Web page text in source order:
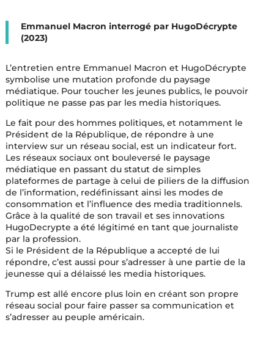
Emmanuel Macron interrogé par HugoDécrypte
(2023)
L’entretien entre Emmanuel Macron et HugoDécrypte
symbolise une mutation profonde du paysage
médiatique. Pour toucher les jeunes publics, le pouvoir
politique ne passe pas par les media historiques.
Le fait pour des hommes politiques, et notamment le
Président de la République, de répondre à une
interview sur un réseau social, est un indicateur fort.
Les réseaux sociaux ont bouleversé le paysage
médiatique en passant du statut de simples
plateformes de partage à celui de piliers de la diffusion
de l’information, redéfinissant ainsi les modes de
consommation et l’influence des media traditionnels.
Grâce à la qualité de son travail et ses innovations
HugoDecrypte a été légitimé en tant que journaliste
par la profession.
Si le Président de la République a accepté de lui
répondre, c’est aussi pour s’adresser à une partie de la
jeunesse qui a délaissé les media historiques.
Trump est allé encore plus loin en créant son propre
réseau social pour faire passer sa communication et
s’adresser au peuple américain.